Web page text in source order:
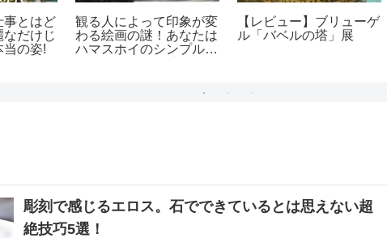
事とはど
なだけじ
当の姿!
観る人によって印象が変
わる絵画の謎！あなたは
ハマスホイのシンプルす
【レビュー】ブリューゲ
ル「バベルの塔」展
彫刻で感じるエロス。石でできているとは思えない超
絶技巧5選！